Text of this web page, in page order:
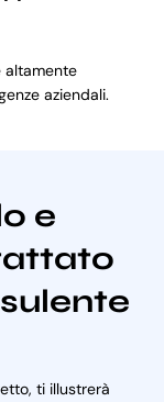
altamente
aziendali.
e
ti illustrerà